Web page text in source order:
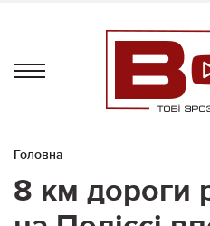
Головна
8 км дороги